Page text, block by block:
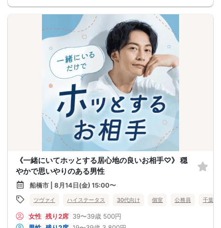
《一緒にいてホッとする居心地の良いお相手♡》 穏
やかで思いやりのある男性
船橋市 | 8月14日(金) 15:00〜
ツヴァイ ハイステータス 30代向け 個室 公務員 千葉県
女性 残り2席 39〜39歳 500円